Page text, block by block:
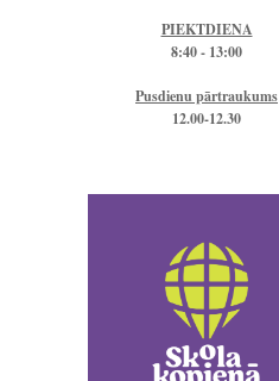
PIEKTDIENA
8:40 - 13:00
Pusdienu pārtraukums
12.00-12.30